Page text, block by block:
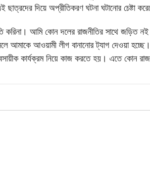
দিয়ে অপ্রীতিকরণ ঘটনা ঘটানোর চেষ্টা
করিনা। আমি কোন দলের রাজনীতির সাথে জড়িত
আমাকে আওয়ামী লীগ বানানোর ট্যাগ দেওয়া
কার্যক্রম নিয়ে কাজ করতে হয়। এতে কোন